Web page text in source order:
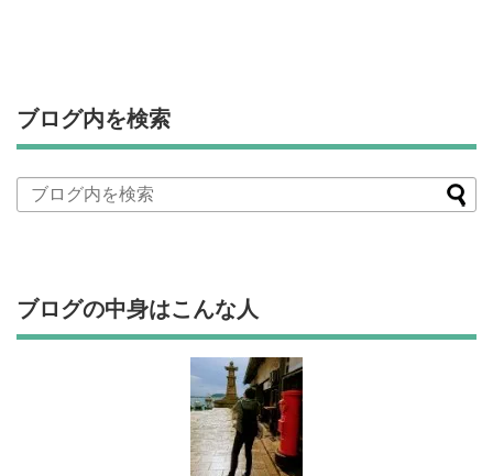
ブログ内を検索
ブログの中身はこんな人